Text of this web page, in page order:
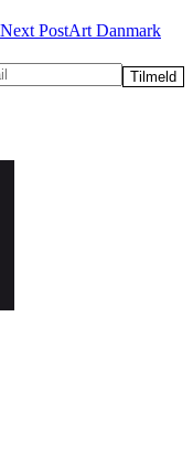
Next PostArt Danmark